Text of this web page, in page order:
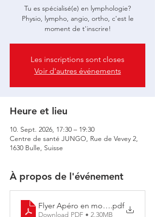
Tu es spécialisé(e) en lymphologie?
Physio, lympho, angio, ortho, c'est le
moment de t'inscrire!
Les inscriptions sont closes
Voir d'autres événements
Heure et lieu
10. Sept. 2026, 17:30 – 19:30
Centre de santé JUNGO, Rue de Vevey 2,
1630 Bulle, Suisse
À propos de l'événement
Flyer Apéro en mouvement pro
.pdf
Download PDF • 2.30MB